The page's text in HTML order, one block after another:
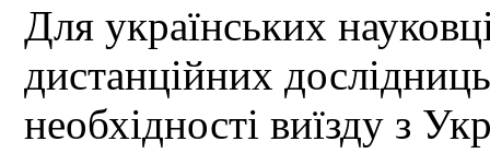
Для українських
дистанційних
необхідності виїзду з